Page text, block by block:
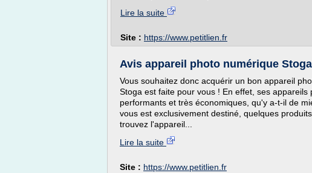
Lire la suite
Site : https://www.petitlien.fr
Avis appareil photo numérique
Vous souhaitez donc acquérir un bon appareil
Stoga est faite pour vous ! En effet, ses appareils
performants et très économiques, qu'y a-t-il de
vous est exclusivement destiné, quelques
trouvez l'appareil...
Lire la suite
Site : https://www.petitlien.fr